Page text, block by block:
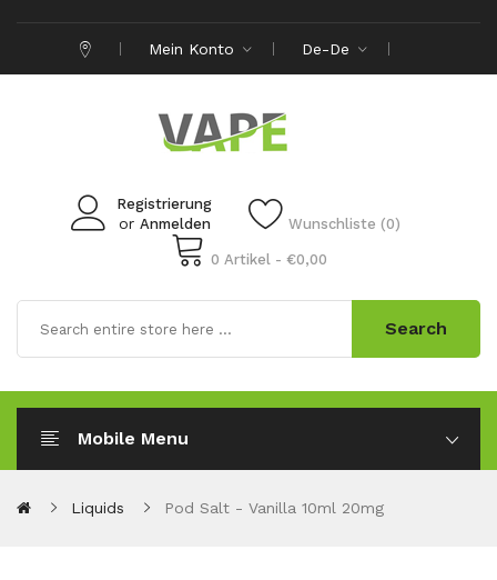
Mein Konto De-De
Registrierung
or Anmelden Wunschliste (0)
0 Artikel - €0,00
Search
Mobile Menu
Liquids Pod Salt - Vanilla 10ml 20mg